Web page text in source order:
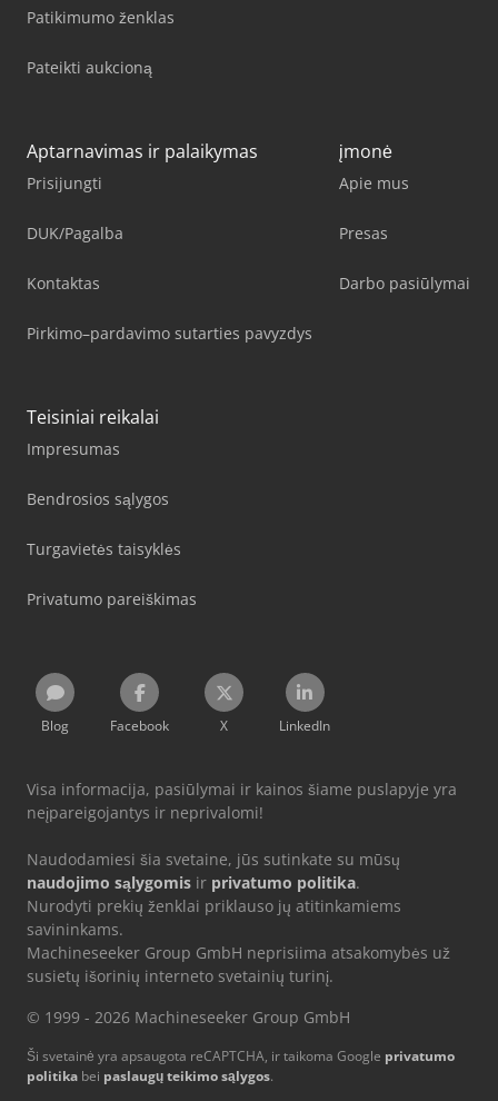
Patikimumo ženklas
Pateikti aukcioną
Aptarnavimas ir palaikymas
Prisijungti
DUK/Pagalba
Kontaktas
Pirkimo–pardavimo sutarties pavyzdys
įmonė
Apie mus
Presas
Darbo pasiūlymai
Teisiniai reikalai
Impresumas
Bendrosios sąlygos
Turgavietės taisyklės
Privatumo pareiškimas
Blog Facebook X LinkedIn
Visa informacija, pasiūlymai ir kainos šiame puslapyje yra
neįpareigojantys ir neprivalomi!
Naudodamiesi šia svetaine, jūs sutinkate su mūsų
naudojimo sąlygomis ir privatumo politika.
Nurodyti prekių ženklai priklauso jų atitinkamiems
savininkams.
Machineseeker Group GmbH neprisiima atsakomybės už
susietų išorinių interneto svetainių turinį.
© 1999 - 2026 Machineseeker Group GmbH
Ši svetainė yra apsaugota reCAPTCHA, ir taikoma Google privatumo
politika bei paslaugų teikimo sąlygos.